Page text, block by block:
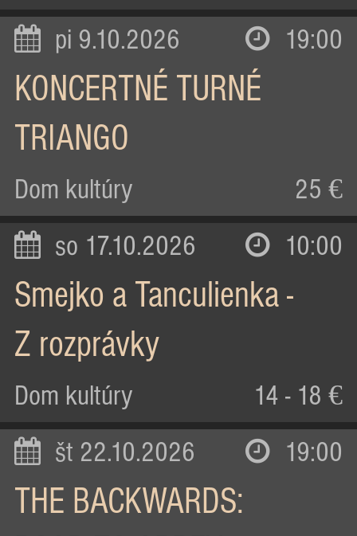
pi 9.10.2026 19:00
KONCERTNÉ TURNÉ
TRIANGO
Dom kultúry 25 €
so 17.10.2026 10:00
Smejko a Tanculienka -
Z rozprávky
Dom kultúry 14 - 18 €
št 22.10.2026 19:00
THE BACKWARDS: